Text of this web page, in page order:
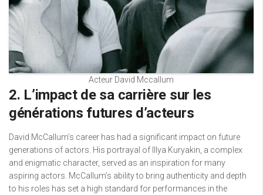
Acteur David Mccallum
2. L’impact de sa carrière sur les
générations futures d’acteurs
David McCallum’s career has had a significant impact on future
generations of actors. His portrayal of Illya Kuryakin, a complex
and enigmatic character, served as an inspiration for many
aspiring actors. McCallum’s ability to bring authenticity and depth
to his roles has set a high standard for performances in the